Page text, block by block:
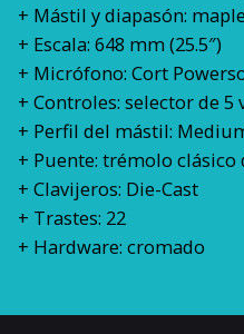
+ Mástil y diapasón:
+ Escala: 648 mm (25.5″)
+ Micrófono: Cort
+ Controles: selector de
+ Perfil del mástil:
+ Puente: trémolo
+ Clavijeros: Die-Cast
+ Trastes: 22
+ Hardware: cromado